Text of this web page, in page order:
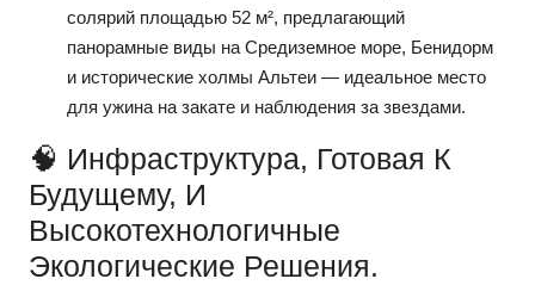
солярий площадью 52 м², предлагающий
панорамные виды на Средиземное море, Бенидорм
и исторические холмы Альтеи — идеальное место
для ужина на закате и наблюдения за звездами.
🧠 Инфраструктура, Готовая К
Будущему, И
Высокотехнологичные
Экологические Решения.